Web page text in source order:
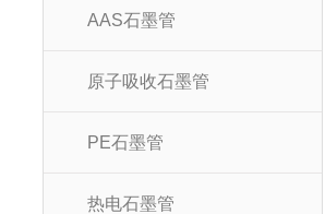
AAS石墨管
原子吸收石墨管
PE石墨管
热电石墨管